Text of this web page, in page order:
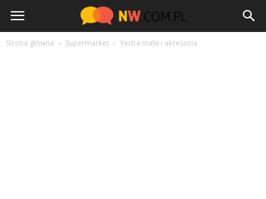
NW.com.pl
Strona główna Supermarket Yerba mate i akcesoria